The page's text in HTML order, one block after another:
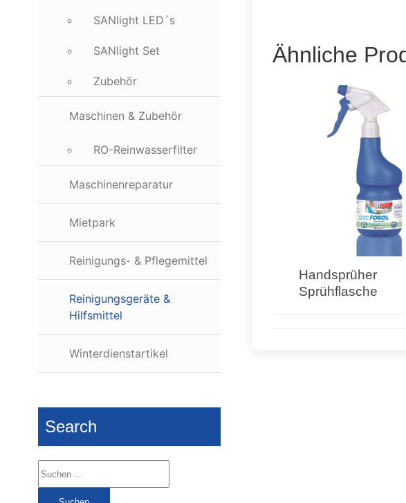
SANlight LED´s
SANlight Set
Zubehör
Maschinen & Zubehör
RO-Reinwasserfilter
Maschinenreparatur
Mietpark
Reinigungs- & Pflegemittel
Reinigungsgeräte &
Hilfsmittel
Winterdienstartikel
Search
Suchen
nach:
Ähnliche
Handsprüher
Sprühflasche